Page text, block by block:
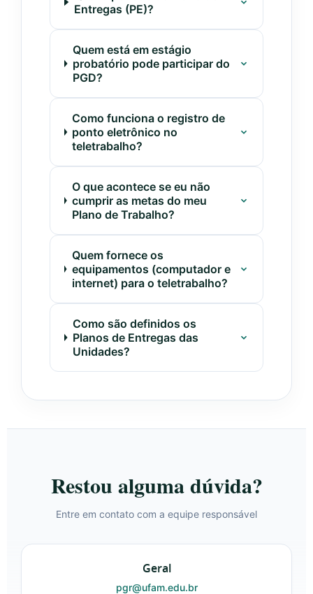
Entregas (PE)?
Quem está em estágio
probatório pode participar do
PGD?
Como funciona o registro de
ponto eletrônico no
teletrabalho?
O que acontece se eu não
cumprir as metas do meu
Plano de Trabalho?
Quem fornece os
equipamentos (computador e
internet) para o teletrabalho?
Como são definidos os
Planos de Entregas das
Unidades?
Restou alguma dúvida?
Entre em contato com a equipe responsável
Geral
pgr@ufam.edu.br